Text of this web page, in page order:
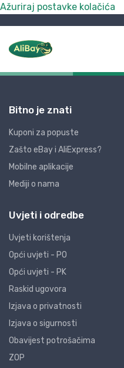
Ažuriraj postavke kolačića
Bitno je znati
Kuponi za popuste
Zašto eBay i AliExpress?
Mobilne aplikacije
Mediji o nama
Uvjeti i odredbe
Uvjeti korištenja
Opći uvjeti - PO
Opći uvjeti - PK
Raskid ugovora
Izjava o privatnosti
Izjava o sigurnosti
Obavijest potrošačima
ZOP